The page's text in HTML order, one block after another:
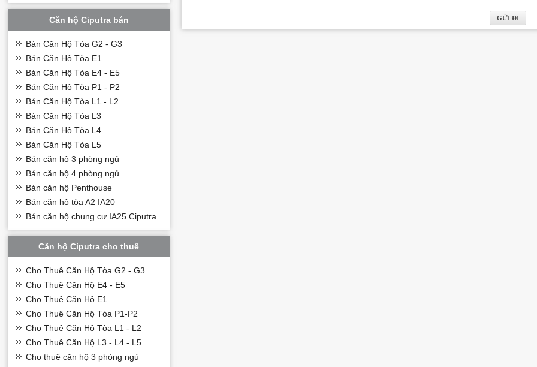
Đây là những yếu tố giúp cư dân cảm thấy thư thái và thoải mái hơn sau mỗi ngày làm việc.
Hệ tiện ích nâng tầm giá trị cho thuê căn hộ 2 phòng ngủ Maison Privée
Căn hộ Ciputra bán
Bán Căn Hộ Tòa G2 - G3
Bán Căn Hộ Tòa E1
Bán Căn Hộ Tòa E4 - E5
Bán Căn Hộ Tòa P1 - P2
Bán Căn Hộ Tòa L1 - L2
Bán Căn Hộ Tòa L3
Bán Căn Hộ Tòa L4
Bán Căn Hộ Tòa L5
Bán căn hộ 3 phòng ngủ
Bán căn hộ 4 phòng ngủ
Bán căn hộ Penthouse
Bán căn hộ tòa A2 IA20
Bán căn hộ chung cư IA25 Ciputra
Căn hộ Ciputra cho thuê
Cho Thuê Căn Hộ Tòa G2 - G3
Cho Thuê Căn Hộ E4 - E5
Cho Thuê Căn Hộ E1
Cho Thuê Căn Hộ Tòa P1-P2
Cho Thuê Căn Hộ Tòa L1 - L2
Cho Thuê Căn Hộ L3 - L4 - L5
Cho thuê căn hộ 3 phòng ngủ